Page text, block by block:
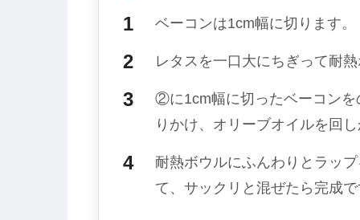
ベーコンは1cm幅に切ります。
レタスを一口大にちぎって耐
②に1cm幅に切ったベーコンを
りかけ、オリーブオイルを回
耐熱ボウルにふんわりとラッ
て、サックリと混ぜたら完成